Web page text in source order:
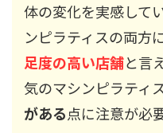
体の変化を実感して
ンピラティスの両方
足度の高い店舗と言
気のマシンピラティ
がある点に注意が必